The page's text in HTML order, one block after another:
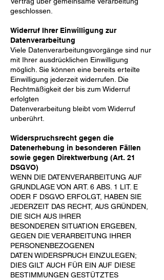
geschlossen.
Widerruf Ihrer Einwilligung zur
Datenverarbeitung
Viele Datenverarbeitungsvorgänge sind nur
mit Ihrer ausdrücklichen Einwilligung
möglich. Sie können eine bereits erteilte
Einwilligung jederzeit widerrufen. Die
Rechtmäßigkeit der bis zum Widerruf
erfolgten
Datenverarbeitung bleibt vom Widerruf
unberührt.
Widerspruchsrecht gegen die
Datenerhebung in besonderen Fällen
sowie gegen Direktwerbung (Art. 21
DSGVO)
WENN DIE DATENVERARBEITUNG AUF
GRUNDLAGE VON ART. 6 ABS. 1 LIT. E
ODER F DSGVO ERFOLGT, HABEN SIE
JEDERZEIT DAS RECHT, AUS GRÜNDEN,
DIE SICH AUS IHRER
BESONDEREN SITUATION ERGEBEN,
GEGEN DIE VERARBEITUNG IHRER
PERSONENBEZOGENEN
DATEN WIDERSPRUCH EINZULEGEN;
DIES GILT AUCH FÜR EIN AUF DIESE
BESTIMMUNGEN GESTÜTZTES